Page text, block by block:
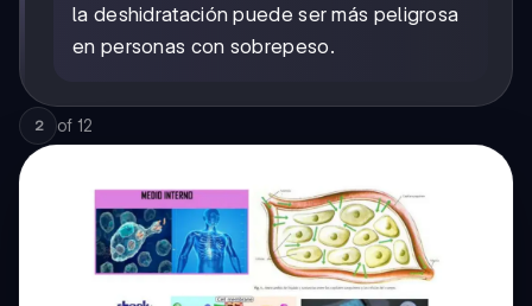
la deshidratación puede ser más peligrosa
en personas con sobrepeso.
2 of 12